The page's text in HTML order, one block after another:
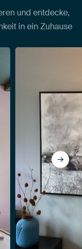
und entdecke,
in ein Zuhause
für den Winter